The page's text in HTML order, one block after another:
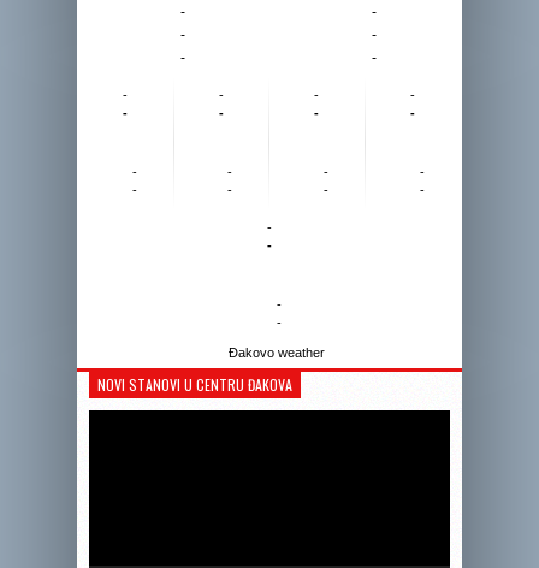
-
-
-
-
-
-
-
-
-
-
-
-
-
-
-
-
-
-
-
-
-
-
-
-
-
-
Đakovo weather
NOVI STANOVI U CENTRU ĐAKOVA